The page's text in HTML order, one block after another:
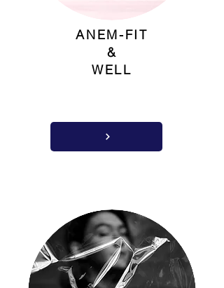
ANEM-FIT
&
WELL